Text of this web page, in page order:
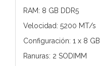
RAM: 8 GB DDR5
Velocidad: 5200 MT/s
Configuración: 1 x 8 GB
Ranuras: 2 SODIMM